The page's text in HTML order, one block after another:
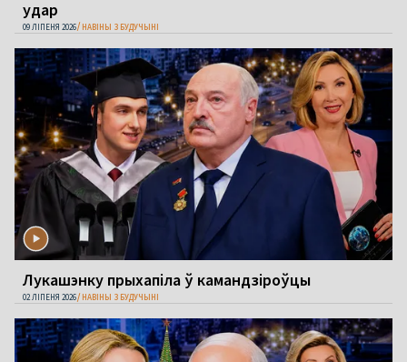
удар
09 ЛІПЕНЯ 2026 НАВІНЫ З БУДУЧЫНІ
Лукашэнку прыхапіла ў камандзіроўцы
02 ЛІПЕНЯ 2026 НАВІНЫ З БУДУЧЫНІ